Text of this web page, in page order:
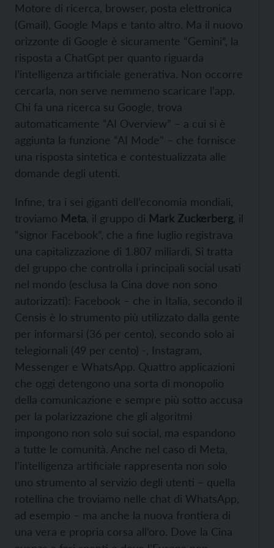
Motore di ricerca, browser, posta elettronica
(Gmail), Google Maps e tanto altro. Ma il nuovo
orizzonte di Google è sicuramente “Gemini”, la
risposta a ChatGpt per quanto riguarda
l’intelligenza artificiale generativa. Non occorre
cercarla, non serve nemmeno scaricare l’app.
Chi fa una ricerca su Google, trova
automaticamente “AI Overview” – a cui si è
aggiunta la funzione “AI Mode” – che fornisce
una risposta sintetica e contestualizzata alle
domande degli utenti.
Infine, tra i sei giganti dell’economia mondiali,
troviamo Meta , il gruppo di Mark Zuckerberg , il
“signor Facebook”, che a fine luglio registrava
una capitalizzazione di 1.807 miliardi. Si tratta
del gruppo che controlla i principali social usati
nel mondo (esclusa la Cina dove non sono
autorizzati): Facebook – che in Italia, secondo il
Censis è lo strumento più utilizzato dalla gente
per informarsi (36 per cento), secondo solo ai
telegiornali (49 per cento) -, Instagram,
Messenger e WhatsApp. Quattro applicazioni
che oggi detengono una sorta di monopolio
della comunicazione e sempre più sotto accusa
per la polarizzazione che gli algoritmi
impongono non solo sui social, ma espandono
a tutte le comunità. Anche nel caso di Meta,
l’intelligenza artificiale rappresenta non solo
uno strumento al servizio degli utenti – quella
rotellina che troviamo nelle chat di WhatsApp,
ad esempio – ma anche la nuova frontiera di
una vera e propria corsa all’oro. Dove la Cina